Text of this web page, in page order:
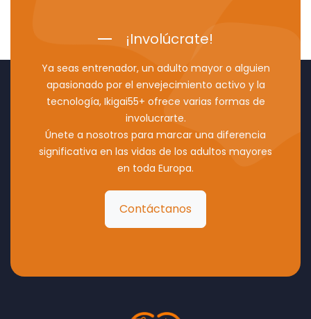
¡Involúcrate!
Ya seas entrenador, un adulto mayor o alguien
apasionado por el envejecimiento activo y la
tecnología, Ikigai55+ ofrece varias formas de
involucrarte.
Únete a nosotros para marcar una diferencia
significativa en las vidas de los adultos mayores
en toda Europa.
Contáctanos